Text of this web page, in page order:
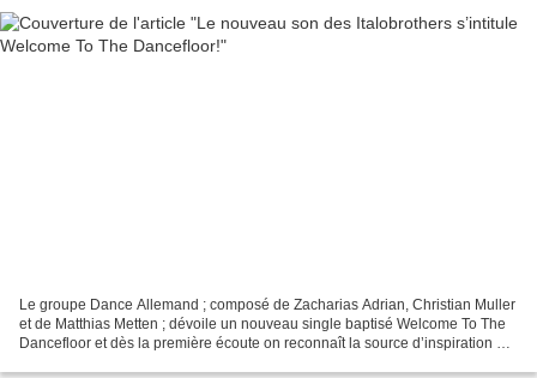
Le groupe Dance Allemand ; composé de Zacharias Adrian, Christian Muller
et de Matthias Metten ; dévoile un nouveau single baptisé Welcome To The
Dancefloor et dès la première écoute on reconnaît la source d’inspiration qui